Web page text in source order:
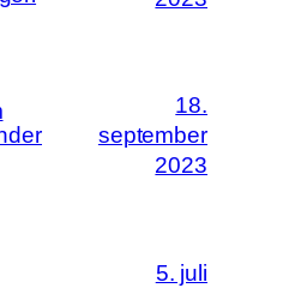
18.
september
2023
5. juli